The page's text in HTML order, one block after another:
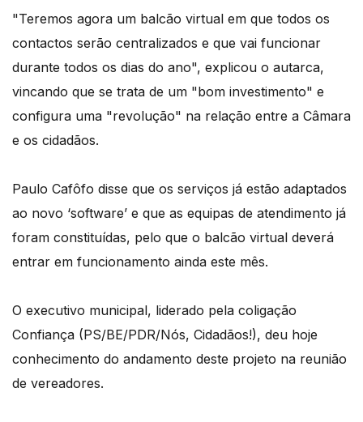
"Teremos agora um balcão virtual em que todos os
contactos serão centralizados e que vai funcionar
durante todos os dias do ano", explicou o autarca,
vincando que se trata de um "bom investimento" e
configura uma "revolução" na relação entre a Câmara
e os cidadãos.
Paulo Cafôfo disse que os serviços já estão adaptados
ao novo ‘software’ e que as equipas de atendimento já
foram constituídas, pelo que o balcão virtual deverá
entrar em funcionamento ainda este mês.
O executivo municipal, liderado pela coligação
Confiança (PS/BE/PDR/Nós, Cidadãos!), deu hoje
conhecimento do andamento deste projeto na reunião
de vereadores.